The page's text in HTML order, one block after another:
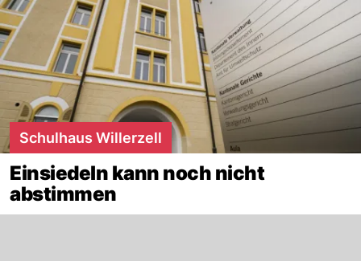
Schulhaus Willerzell
Einsiedeln kann noch nicht
abstimmen